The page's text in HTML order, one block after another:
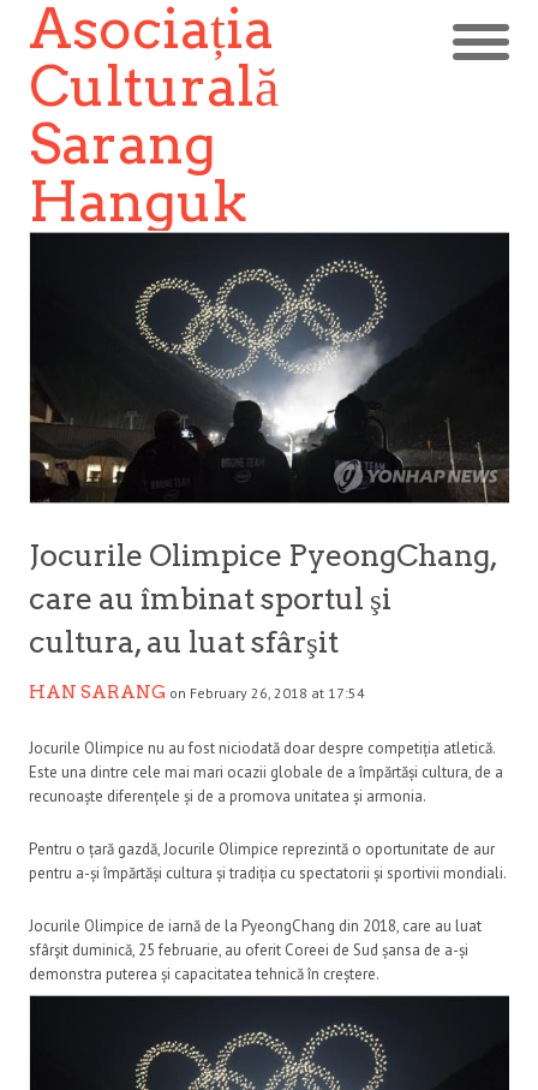
Asociația
Culturală
Sarang
Hanguk
Jocurile Olimpice PyeongChang,
care au îmbinat sportul şi
cultura, au luat sfârşit
HAN SARANG on February 26, 2018 at 17:54
Jocurile Olimpice nu au fost niciodată doar despre competiția atletică.
Este una dintre cele mai mari ocazii globale de a împărtăși cultura, de a
recunoaște diferențele și de a promova unitatea și armonia.
Pentru o țară gazdă, Jocurile Olimpice reprezintă o oportunitate de aur
pentru a-și împărtăși cultura și tradiția cu spectatorii și sportivii mondiali.
Jocurile Olimpice de iarnă de la PyeongChang din 2018, care au luat
sfârşit duminică, 25 februarie, au oferit Coreei de Sud șansa de a-și
demonstra puterea și capacitatea tehnică în creștere.